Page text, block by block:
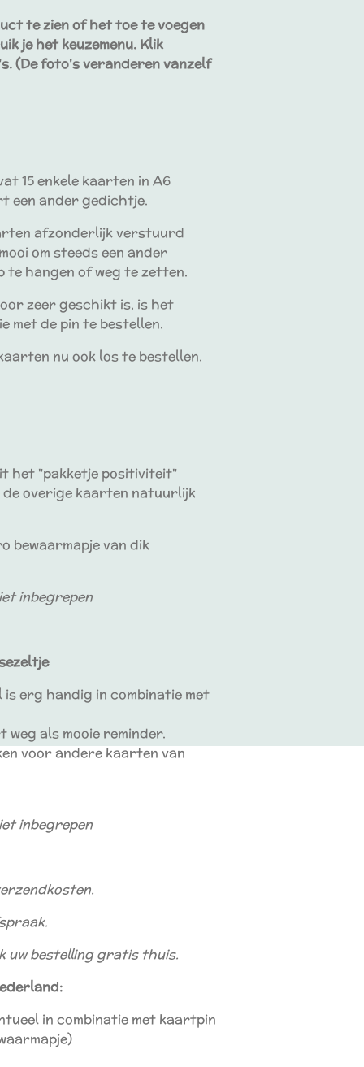
te zien of het toe te voegen
je het keuzemenu. Klik
(De foto's veranderen vanzelf
15 enkele kaarten in A6
een ander gedichtje.
afzonderlijk verstuurd
om steeds een ander
hangen of weg te zetten.
zeer geschikt is, is het
met de pin te bestellen.
nu ook los te bestellen.
het "pakketje positiviteit"
overige kaarten natuurlijk
bewaarmapje van dik
inbegrepen
is erg handig in combinatie met
weg als mooie reminder.
voor andere kaarten van
inbegrepen
uw bestelling gratis thuis.
in combinatie met kaartpin